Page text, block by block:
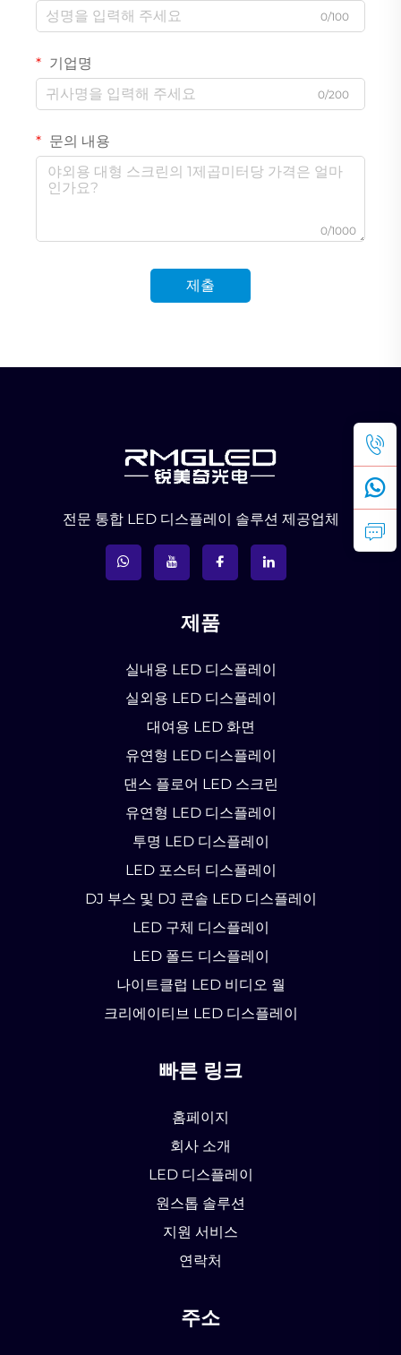
0/100
기업명
0/200
문의 내용
0/1000
제출
전문 통합 LED 디스플레이 솔루션 제공업체
제품
실내용 LED 디스플레이
실외용 LED 디스플레이
대여용 LED 화면
유연형 LED 디스플레이
댄스 플로어 LED 스크린
유연형 LED 디스플레이
투명 LED 디스플레이
LED 포스터 디스플레이
DJ 부스 및 DJ 콘솔 LED 디스플레이
LED 구체 디스플레이
LED 폴드 디스플레이
나이트클럽 LED 비디오 월
크리에이티브 LED 디스플레이
빠른 링크
홈페이지
회사 소개
LED 디스플레이
원스톱 솔루션
지원 서비스
연락처
주소